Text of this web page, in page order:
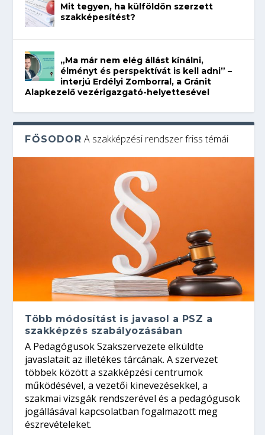
Mit tegyen, ha külföldön szerzett
szakképesítést?
„Ma már nem elég állást kínálni,
élményt és perspektívát is kell adni” –
interjú Erdélyi Zomborral, a Gránit
Alapkezelő vezérigazgató-helyettesével
FŐSODOR A szakképzési rendszer friss témái
Több módosítást is javasol a PSZ a
szakképzés szabályozásában
A Pedagógusok Szakszervezete elküldte
javaslatait az illetékes tárcának. A szervezet
többek között a szakképzési centrumok
működésével, a vezetői kinevezésekkel, a
szakmai vizsgák rendszerével és a pedagógusok
jogállásával kapcsolatban fogalmazott meg
észrevételeket.